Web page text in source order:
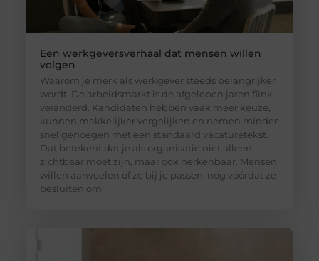
Een werkgeversverhaal dat mensen willen
volgen
Waarom je merk als werkgever steeds belangrijker
wordt De arbeidsmarkt is de afgelopen jaren flink
veranderd. Kandidaten hebben vaak meer keuze,
kunnen makkelijker vergelijken en nemen minder
snel genoegen met een standaard vacaturetekst.
Dat betekent dat je als organisatie niet alleen
zichtbaar moet zijn, maar ook herkenbaar. Mensen
willen aanvoelen of ze bij je passen, nog vóórdat ze
besluiten om